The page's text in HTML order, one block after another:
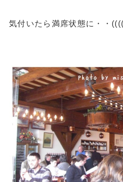
気付いたら満席状態に・・